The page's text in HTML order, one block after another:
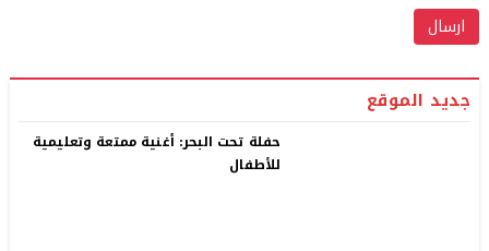
جديد الموقع
حفلة تحت البحر: أغنية ممتعة وتعليمية
للأطفال